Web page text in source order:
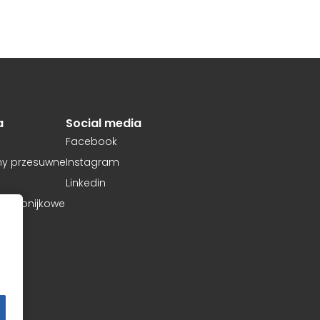
Zapisz moje preferencje
przesuwne
Social media
Facebook
Instagram
Linkedin